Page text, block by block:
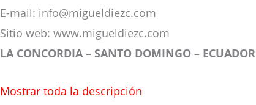
E-mail: info@migueldiezc.com
Sitio web: www.migueldiezc.com
LA CONCORDIA – SANTO DOMINGO – ECUADOR
Mostrar toda la descripción